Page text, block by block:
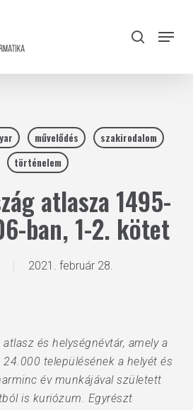
search
Menu
művelődés
szakirodalom
történelem
atlasza 1495-
ban, 1-2. kötet
2021. február 28.
atlasz és helységnévtár, amely a
településének a helyét és
év munkájával született
is kuriózum. Egyrészt
Close